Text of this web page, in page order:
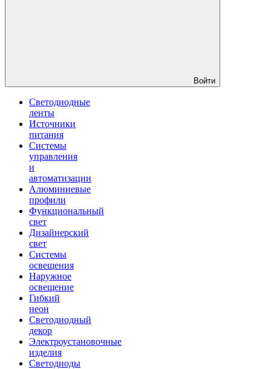
Войти
Светодиодные
ленты
Источники
питания
Системы
управления
и
автоматизации
Алюминиевые
профили
Функциональный
свет
Дизайнерский
свет
Системы
освещения
Наружное
освещение
Гибкий
неон
Светодиодный
декор
Электроустановочные
изделия
Светодиоды